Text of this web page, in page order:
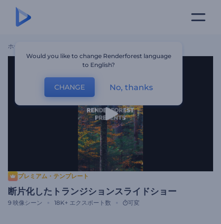
ホーム
プレミアム・テンプレート
断片化したトランジションスライドショー
9 映像シーン 18K+ エクスポート数 可変
Would you like to change Renderforest language
to English?
CHANGE No, thanks